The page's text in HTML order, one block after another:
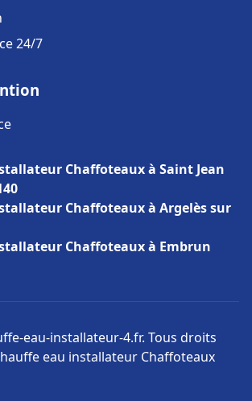
24/7
Chaffoteaux à Saint Jean
Chaffoteaux à Argelès sur
Chaffoteaux à Embrun
eau-installateur-4.fr. Tous droits
eau installateur Chaffoteaux